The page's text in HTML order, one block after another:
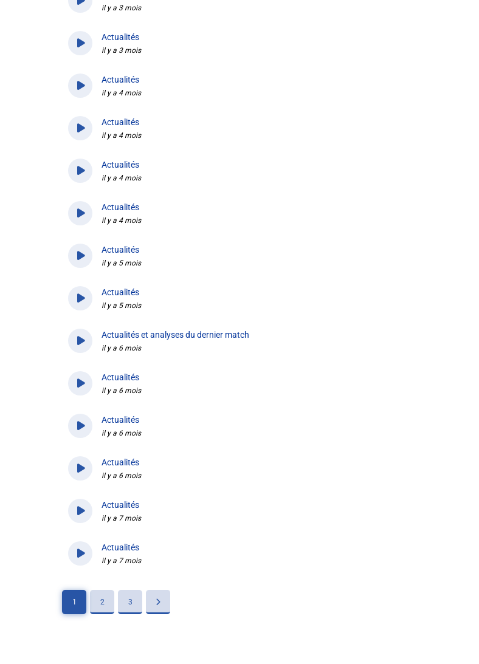
il y a 3 mois
Actualités
il y a 3 mois
Actualités
il y a 4 mois
Actualités
il y a 4 mois
Actualités
il y a 4 mois
Actualités
il y a 4 mois
Actualités
il y a 5 mois
Actualités
il y a 5 mois
Actualités et analyses du dernier match
il y a 6 mois
Actualités
il y a 6 mois
Actualités
il y a 6 mois
Actualités
il y a 6 mois
Actualités
il y a 7 mois
Actualités
il y a 7 mois
1 2 3